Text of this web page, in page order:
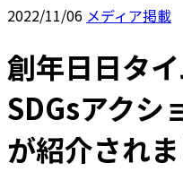
2022/11/06 メディア掲載
創年日日タ
SDGsアクシ
が紹介され